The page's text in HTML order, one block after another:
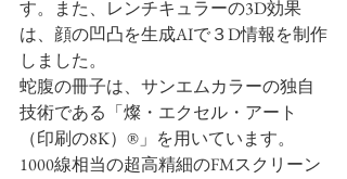
す。また、レンチキュラーの3D効果
は、顔の凹凸を生成AIで３D情報を制作
しました。
蛇腹の冊子は、サンエムカラーの独自
技術である「燦・エクセル・アート
（印刷の8K）®」を用いています。
1000線相当の超高精細のFMスクリーン